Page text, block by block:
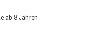
ab 8 Jahren